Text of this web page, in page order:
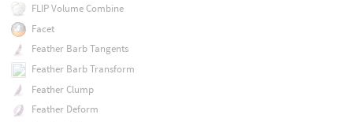
FLIP Volume Combine
Facet
Feather Barb Tangents
Feather Barb Transform
Feather Clump
Feather Deform